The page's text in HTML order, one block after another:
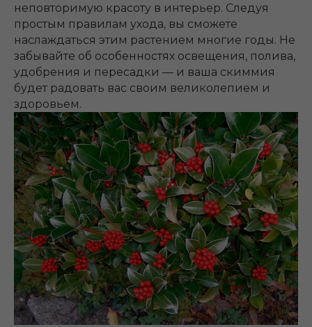
неповторимую красоту в интерьер. Следуя
простым правилам ухода, вы сможете
наслаждаться этим растением многие годы. Не
забывайте об особенностях освещения, полива,
удобрения и пересадки — и ваша скиммия
будет радовать вас своим великолепием и
здоровьем.